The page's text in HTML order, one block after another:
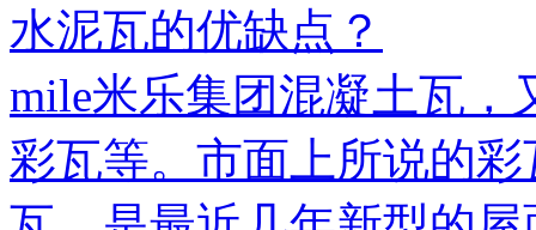
水泥瓦的优缺点？
mile米乐集团混凝土瓦，
彩瓦等。市面上所说的